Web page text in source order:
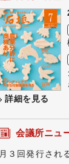
詳細を見る
会議所ニュ
月３回発行され